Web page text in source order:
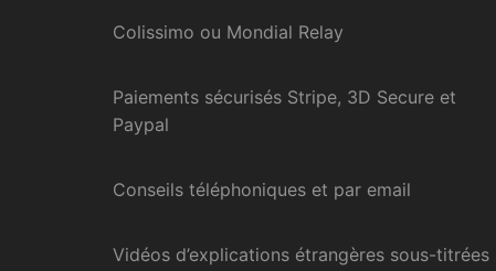
Colissimo ou Mondial Relay
Paiements sécurisés Stripe, 3D Secure et
Paypal
Conseils téléphoniques et par email
Vidéos d’explications étrangères sous-titrées